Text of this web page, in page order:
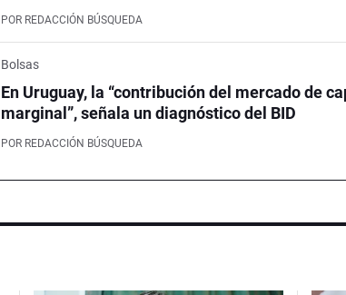
POR REDACCIÓN BÚSQUEDA
Bolsas
En Uruguay, la “contribución del mercado de
marginal”, señala un diagnóstico del BID
POR REDACCIÓN BÚSQUEDA